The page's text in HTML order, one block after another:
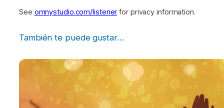
See omnystudio.com/listener for privacy information.
También te puede gustar…